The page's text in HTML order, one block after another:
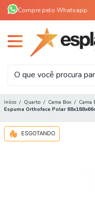
Compre pelo Whatsapp
Início / Quarto / Cama Box / Cama
Espuma Orthoface Polar
ESGOTANDO